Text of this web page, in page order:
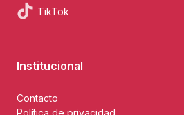
TikTok
Institucional
Contacto
Política de privacidad